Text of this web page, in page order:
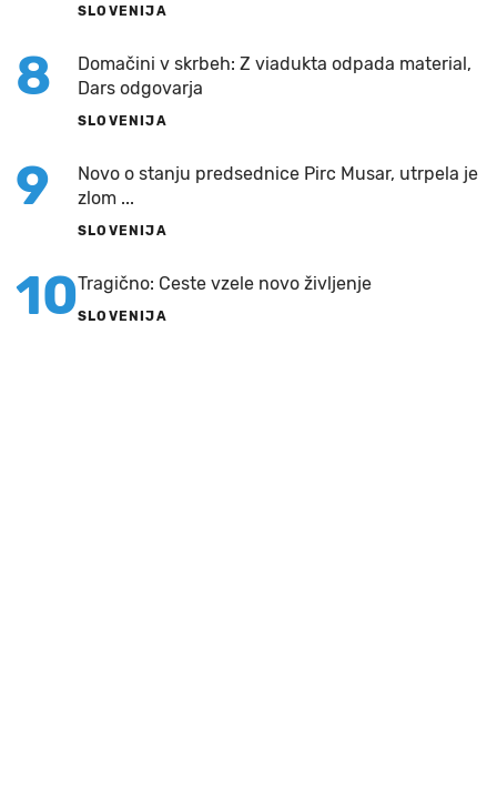
SLOVENIJA
8
Domačini v skrbeh: Z viadukta odpada material,
Dars odgovarja
SLOVENIJA
9
Novo o stanju predsednice Pirc Musar, utrpela je
zlom ...
SLOVENIJA
10Tragično: Ceste vzele novo življenje
SLOVENIJA